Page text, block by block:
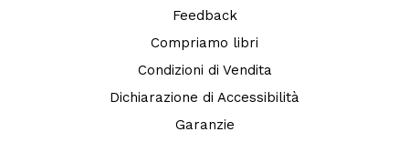
Feedback
Compriamo libri
Condizioni di Vendita
Dichiarazione di Accessibilità
Garanzie